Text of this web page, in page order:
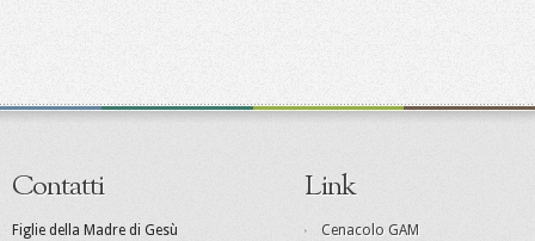
Contatti
Figlie della Madre di Gesù
Link
Cenacolo GAM